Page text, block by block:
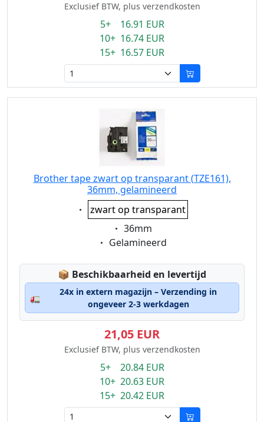
Exclusief BTW, plus verzendkosten
5+ 16.91 EUR
10+ 16.74 EUR
15+ 16.57 EUR
Brother tape zwart op transparant (TZE161),
36mm, gelamineerd
Eigenschaft:
zwart op transparant
Eigenschaft:
36mm
Eigenschaft:
Gelamineerd
📦 Lagerstatus:
Beschikbaarheid en levertijd
🚛
24x in extern magazijn – Verzending in
ongeveer 2-3 werkdagen
21,05 EUR
Exclusief BTW, plus verzendkosten
5+ 20.84 EUR
10+ 20.63 EUR
15+ 20.42 EUR